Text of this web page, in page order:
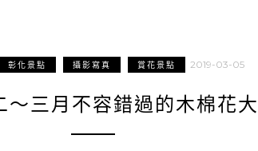
彰化景點 攝影寫真 賞花景點 2019-03-05
～三月不容錯過的木棉花